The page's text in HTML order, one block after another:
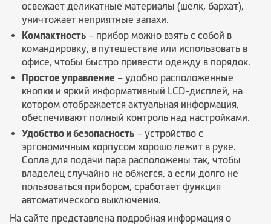
освежает деликатные материалы (шелк, бархат),
уничтожает неприятные запахи.
Компактность – прибор можно взять с собой в
командировку, в путешествие или использовать в
офисе, чтобы быстро привести одежду в порядок.
Простое управление – удобно расположенные
кнопки и яркий информативный LCD-дисплей, на
котором отображается актуальная информация,
обеспечивают полный контроль над настройками.
Удобство и безопасность – устройство с
эргономичным корпусом хорошо лежит в руке.
Сопла для подачи пара расположены так, чтобы
владелец случайно не обжегся, а если долго не
пользоваться прибором, сработает функция
автоматического выключения.
На сайте представлена подробная информация о